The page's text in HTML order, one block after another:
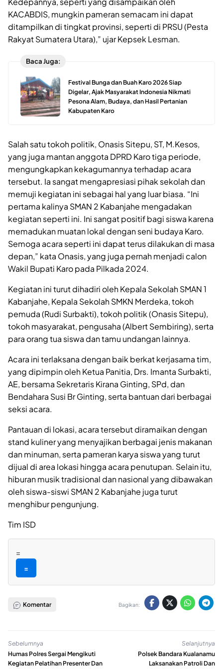
KACABDIS, mungkin pameran semacam ini dapat
ditampilkan di tingkat provinsi, seperti di PRSU (Pesta
Rakyat Sumatera Utara),” ujar Kepsek Lesman.
Baca Juga:
Festival Bunga dan Buah Karo 2026 Siap
Digelar, Ajak Masyarakat Indonesia Nikmati
Pesona Alam, Budaya, dan Hasil Pertanian
Kabupaten Karo
Salah satu tokoh politik, Onasis Sitepu, ST, M.Kesos,
yang juga mantan anggota DPRD Karo tiga periode,
mengungkapkan kekagumannya terhadap acara
tersebut. Ia sangat mengapresiasi pihak sekolah dan
memuji kegiatan ini sebagai hal yang luar biasa. “Ini
pertama kalinya SMAN 2 Kabanjahe mengadakan
kegiatan seperti ini. Ini sangat positif bagi siswa karena
memadukan muatan lokal dengan seni budaya Karo.
Semoga acara seperti ini dapat terus dilakukan di masa
depan,” kata Onasis, yang juga pernah menjadi calon
Wakil Bupati Karo pada Pilkada 2024.
Kegiatan ini turut dihadiri oleh Kepala Sekolah SMAN 1
Kabanjahe, Kepala Sekolah SMKN Merdeka, tokoh
pemuda (Rudi Surbakti), tokoh politik (Onasis Sitepu),
tokoh masyarakat, pengusaha (Albert Sembiring), serta
para orang tua siswa dan tamu undangan lainnya.
Acara ini terlaksana dengan baik berkat kerjasama tim,
yang dipimpin oleh Ketua Panitia, Drs. Imanta Surbakti,
AE, bersama Sekretaris Kirana Ginting, SPd, dan
Bendahara Susi Br Ginting, serta bantuan dari berbagai
seksi acara.
Pantauan di lokasi, acara tersebut diramaikan dengan
stand kuliner yang menyajikan berbagai jenis makanan
dan minuman, serta pameran karya siswa yang turut
dijual di area lokasi hingga acara penutupan. Selain itu,
hiburan musik tradisional dan nasional yang dibawakan
oleh siswa-siswi SMAN 2 Kabanjahe juga turut
menghibur pengunjung.
Tim ISD
=
=
Komentar Bagikan:
Sebelumnya
Humas Polres Sergai Mengikuti
Kegiatan Pelatihan Presenter Dan
Selanjutnya
Polsek Bandara Kualanamu
Laksanakan Patroli Dan